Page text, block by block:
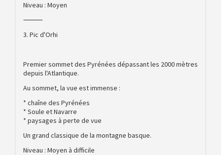
Niveau : Moyen
⸻
3. Pic d'Orhi
Premier sommet des Pyrénées dépassant les 2000 mètres
depuis l'Atlantique.
Au sommet, la vue est immense :
* chaîne des Pyrénées
* Soule et Navarre
* paysages à perte de vue
Un grand classique de la montagne basque.
Niveau : Moyen à difficile